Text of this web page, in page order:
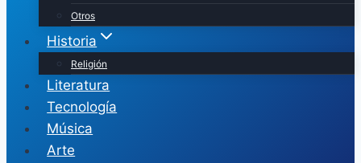
Otros
Historia
Religión
Literatura
Tecnología
Música
Arte